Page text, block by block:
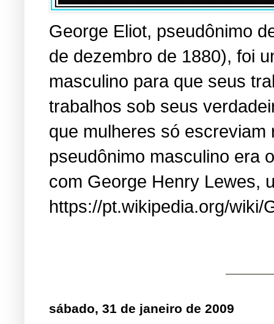
George Eliot, pseudônimo
de dezembro de 1880), foi
masculino para que seus
trabalhos sob seus
que mulheres só
pseudônimo masculino era
com George Henry Lewes,
https://pt.wikipedia.org/wiki/
sábado, 31 de janeiro de 2009